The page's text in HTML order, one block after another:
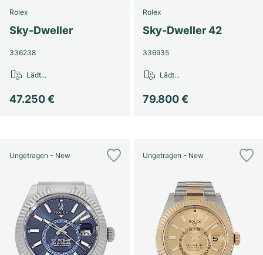
Rolex
Sky-Dweller
336238
47.250 €
Lädt...
Rolex
Sky-Dweller 42
336935
79.800 €
Lädt...
Ungetragen - New Ungetragen - New